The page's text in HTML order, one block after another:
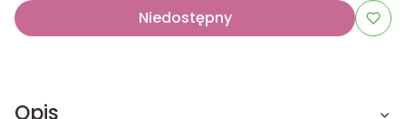
Niedostępny
Opis